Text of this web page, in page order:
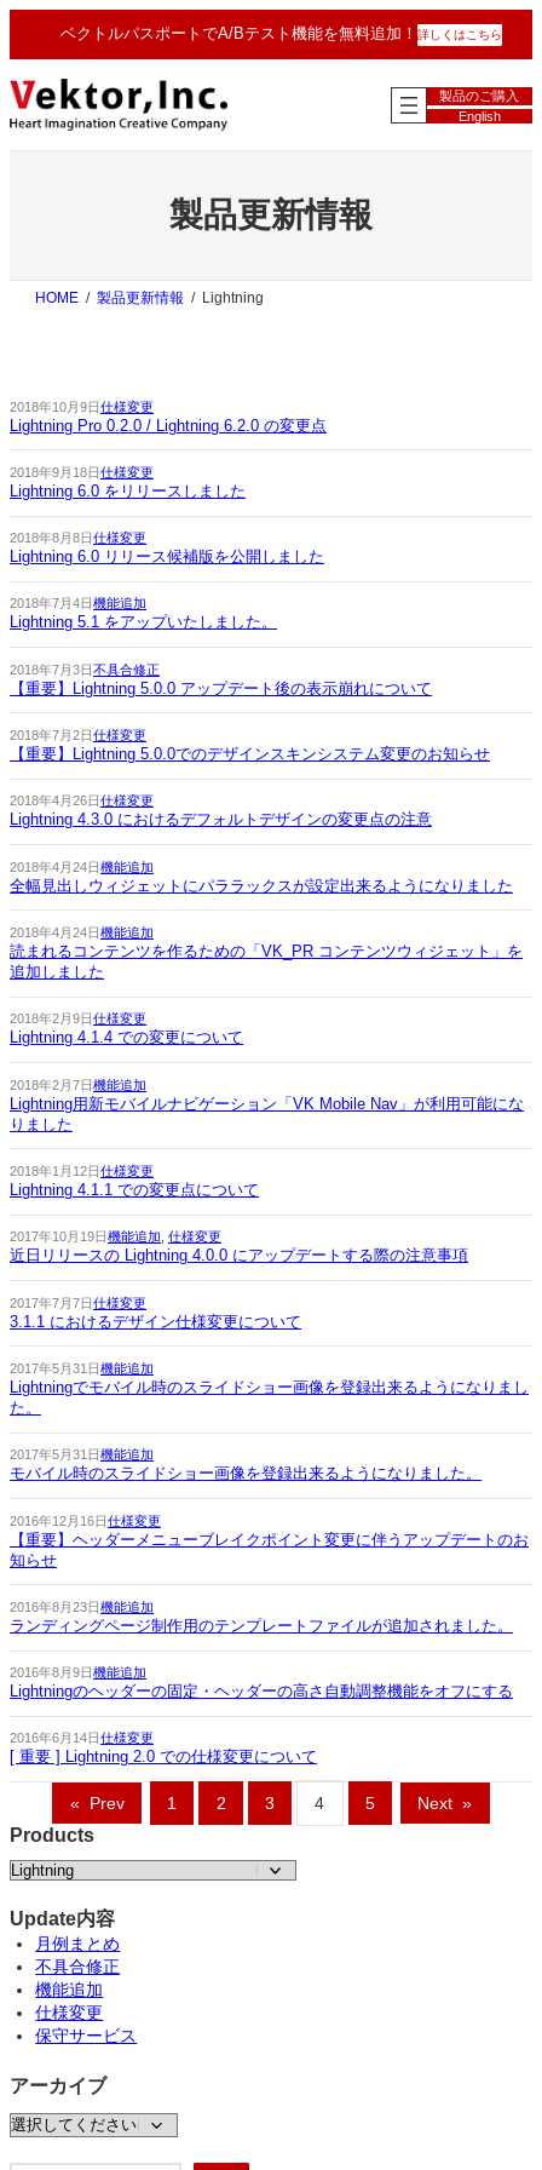
を
ス
キ
ッ
ベクトルパスポートでA/Bテスト機能を無料追加！ 詳しくはこちら
製品のご購入
English
製品更新情報
HOME 製品更新情報 Lightning
2018年10月9日仕様変更
Lightning Pro 0.2.0 / Lightning 6.2.0 の変更点
2018年9月18日仕様変更
Lightning 6.0 をリリースしました
2018年8月8日仕様変更
Lightning 6.0 リリース候補版を公開しました
2018年7月4日 機能追加
Lightning 5.1 をアップいたしました。
2018年7月3日不具合修正
【重要】Lightning 5.0.0 アップデート後の表示崩れについて
2018年7月2日仕様変更
【重要】Lightning 5.0.0でのデザインスキンシステム変更のお知らせ
2018年4月26日 仕様変更
Lightning 4.3.0 におけるデフォルトデザインの変更点の注意
2018年4月24日機能追加
全幅見出しウィジェットにパララックスが設定出来るようになりました
2018年4月24日機能追加
読まれるコンテンツを作るための「VK_PR コンテンツウィジェット」を
追加しました
2018年2月9日 仕様変更
Lightning 4.1.4 での変更について
2018年2月7日機能追加
Lightning用新モバイルナビゲーション「VK Mobile Nav」が利用可能にな
りました
2018年1月12日仕様変更
Lightning 4.1.1 での変更点について
2017年10月19日 機能追加 仕様変更
近日リリースの Lightning 4.0.0 にアップデートする際の注意事項
2017年7月7日仕様変更
3.1.1 におけるデザイン仕様変更について
2017年5月31日機能追加
Lightningでモバイル時のスライドショー画像を登録出来るようになりまし
た。
2017年5月31日 機能追加
モバイル時のスライドショー画像を登録出来るようになりました。
2016年12月16日仕様変更
【重要】ヘッダーメニューブレイクポイント変更に伴うアップデートのお
知らせ
2016年8月23日機能追加
ランディングページ制作用のテンプレートファイルが追加されました。
2016年8月9日機能追加
Lightningのヘッダーの固定・ヘッダーの高さ自動調整機能をオフにする
2016年6月14日 仕様変更
[ 重要 ] Lightning 2.0 での仕様変更について
« Prev 1 2 3 4 5 Next »
Products
Update内容
月例まとめ
不具合修正
機能追加
仕様変更
保守サービス
アーカイブ